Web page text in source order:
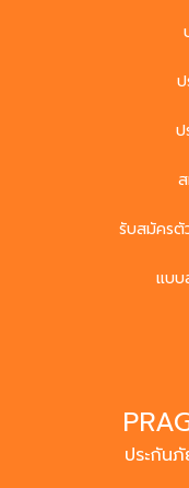
ป
รับสมัครตั
แบบ
ประกัน